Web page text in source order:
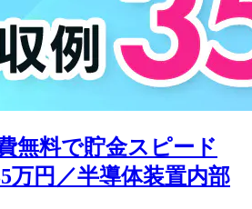
無料で貯金スピード
万円／半導体装置内部